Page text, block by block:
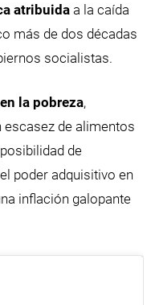
atribuidaa la caída
más de dos décadas
socialistas.
la pobreza,
escasez de alimentos
de
poder adquisitivo en
inflación galopante